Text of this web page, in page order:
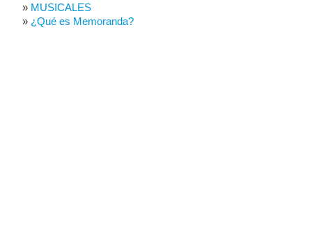
MUSICALES
¿Qué es Memoranda?